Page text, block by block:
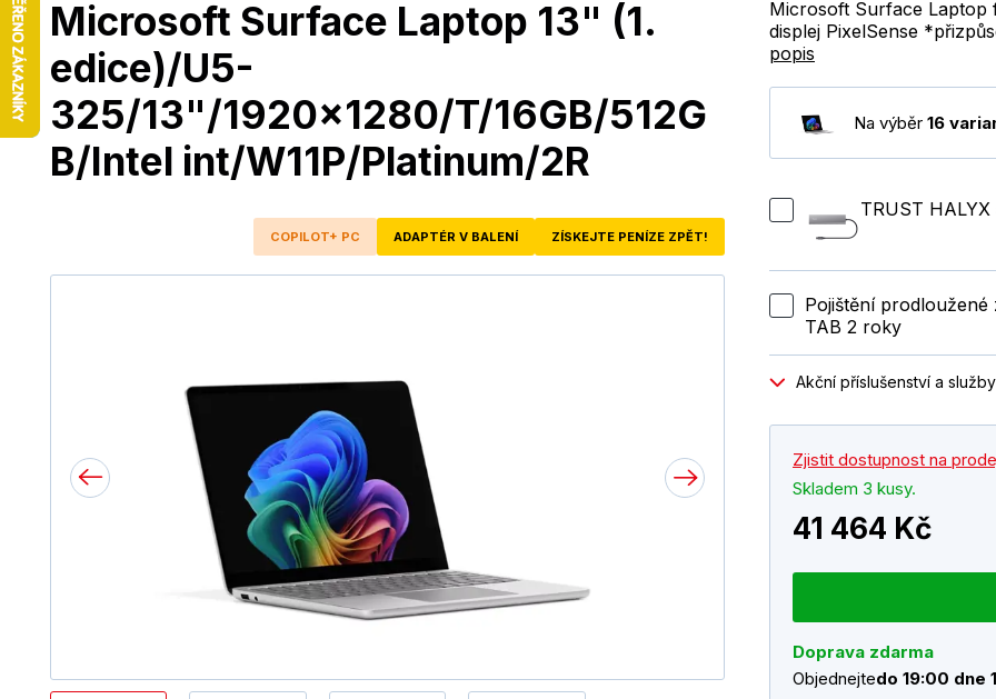
Microsoft Surface Laptop 13" (1.
edice)/U5-
325/13"/1920x1280/T/16GB/512G
B/Intel int/W11P/Platinum/2R
COPILOT+ PC ADAPTÉR V BALENÍ ZÍSKEJTE PENÍZE ZPĚT!
Microsoft Surface Laptop
displej PixelSense
popis
Na výběr 16
TRUST
Pojištění
TAB 2 roky
Akční příslušenství a služby
Zjistit dostupnost na
Skladem 3 kusy.
41 464 Kč
Doprava zdarma
Objednejtedo 19:00 dne